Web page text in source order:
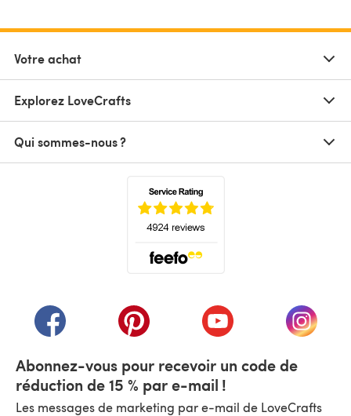
Votre achat
Explorez LoveCrafts
Qui sommes-nous ?
(s'ouvre dans un nouvel onglet)
(s'ouvre dans un nouvel onglet)
(s'ouvre dans un(s'ouvre
Abonnez-vous pour recevoir un code de
réduction de 15 % par e-mail !
Les messages de marketing par e-mail de LoveCrafts